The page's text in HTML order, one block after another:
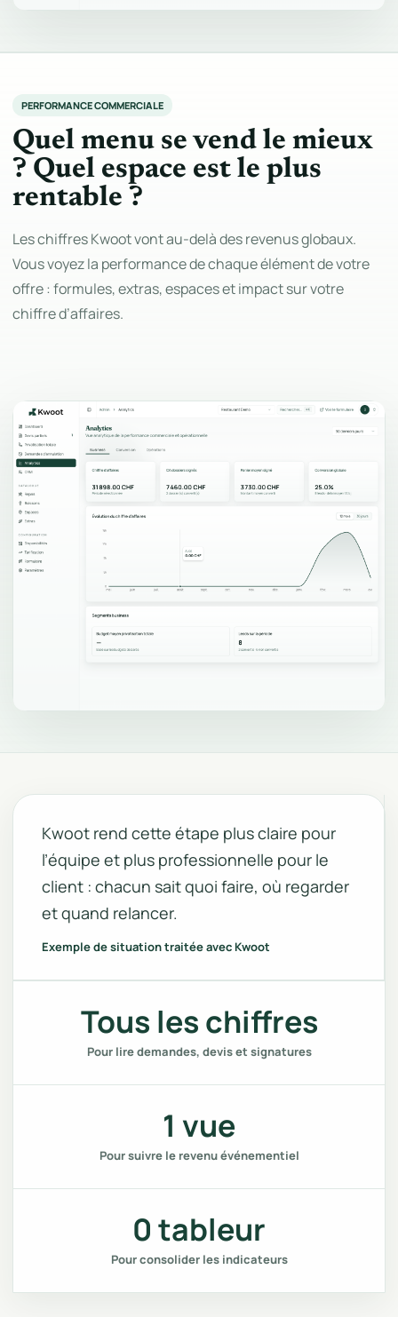
PERFORMANCE COMMERCIALE
Quel menu se vend le mieux
? Quel espace est le plus
rentable ?
Les chiffres Kwoot vont au-delà des revenus globaux.
Vous voyez la performance de chaque élément de votre
offre : formules, extras, espaces et impact sur votre
chiffre d’affaires.
Kwoot rend cette étape plus claire pour
l’équipe et plus professionnelle pour le
client : chacun sait quoi faire, où regarder
et quand relancer.
Exemple de situation traitée avec Kwoot
Tous les chiffres
Pour lire demandes, devis et signatures
1 vue
Pour suivre le revenu événementiel
0 tableur
Pour consolider les indicateurs